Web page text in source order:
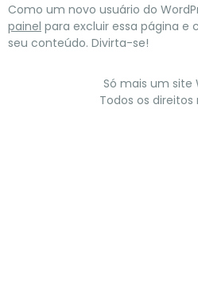
Como um novo usuário do
painel para excluir essa página e
seu conteúdo. Divirta-se!
Só mais um site
Todos os direitos